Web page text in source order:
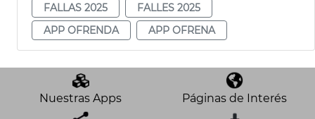
FALLAS 2025
FALLES 2025
APP OFRENDA
APP OFRENA
Nuestras Apps Páginas de Interés